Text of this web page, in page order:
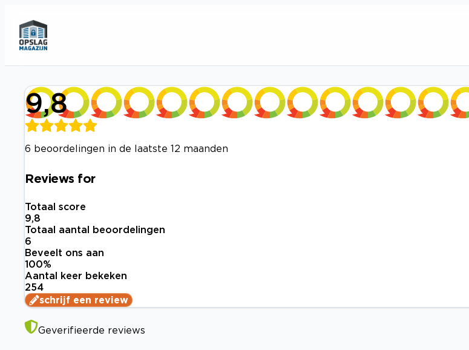
9,8
6 beoordelingen in de laatste 12 maanden
Reviews for
Totaal score
9,8
Totaal aantal beoordelingen
6
Beveelt ons aan
100%
Aantal keer bekeken
254
schrijf een review
Geverifieerde reviews